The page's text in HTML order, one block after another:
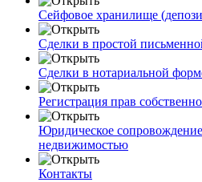
Сейфовое хранилище
Сделки в простой
Сделки в нотариальной
Регистрация прав
Юридическое
недвижимостью
Контакты